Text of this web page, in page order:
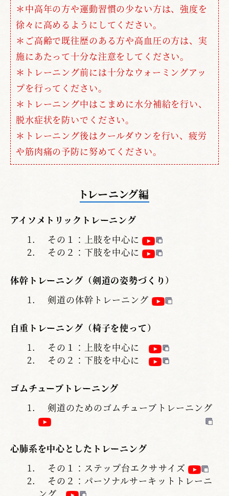
＊中高年の方や運動習慣の少ない方は、強度を
徐々に高めるようにしてください。
＊ご高齢で既往歴のある方や高血圧の方は、実
施にあたって十分な注意をしてください。
＊トレーニング前には十分なウォーミングアッ
プを行ってください。
＊トレーニング中はこまめに水分補給を行い、
脱水症状を防いでください。
＊トレーニング後はクールダウンを行い、疲労
や筋肉痛の予防に努めてください。
トレーニング編
アイソメトリックトレーニング
その１：上肢を中心に
その２：下肢を中心に
体幹トレーニング（剣道の姿勢づくり）
剣道の体幹トレーニング
自重トレーニング（椅子を使って）
その１：上肢を中心に
その２：下肢を中心に
ゴムチューブトレーニング
剣道のためのゴムチューブトレーニング
心肺系を中心としたトレーニング
その１：ステップ台エクササイズ
その２：パーソナルサーキットトレーニ
ング